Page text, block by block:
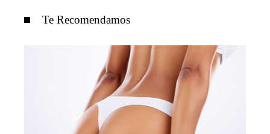
Te Recomendamos